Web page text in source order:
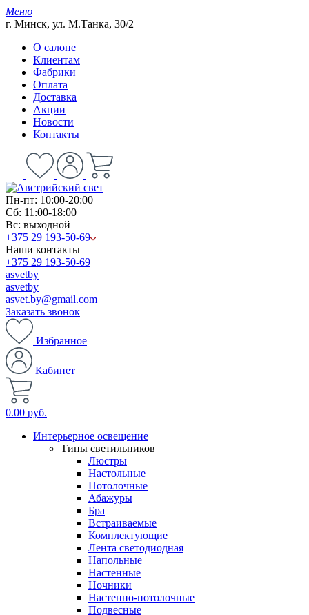
Меню
г. Минск, ул. М.Танка, 30/2
О салоне
Клиентам
Фабрики
Оплата
Доставка
Акции
Новости
Контакты
Пн-пт: 10:00-20:00
Сб: 11:00-18:00
Вс: выходной
+375 29 193-50-69
Наши контакты
+375 29 193-50-69
asvetby
asvetby
asvet.by@gmail.com
Заказать звонок
Избранное
Кабинет
0.00 руб.
Интерьерное освещение
Типы светильников
Люстры
Настольные
Потолочные
Абажуры
Бра
Встраиваемые
Комплектующие
Лента светодиодная
Напольные
Настенные
Ночники
Настенно-потолочные
Подвесные